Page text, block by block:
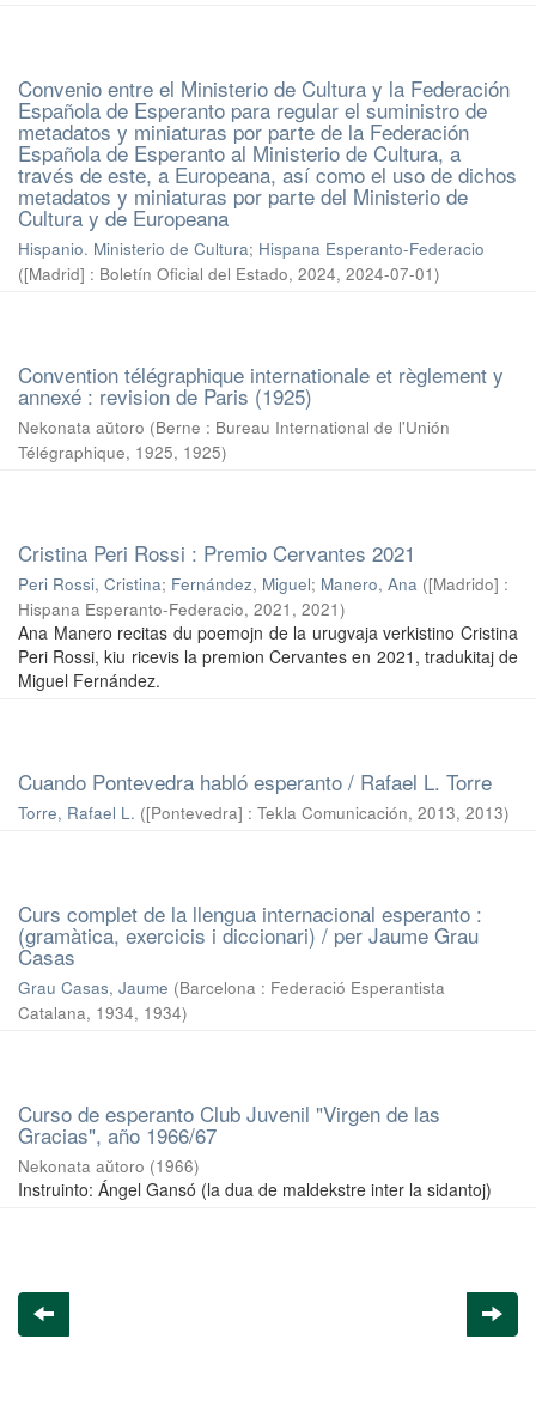
Convenio entre el Ministerio de Cultura y la Federación
Española de Esperanto para regular el suministro de
metadatos y miniaturas por parte de la Federación
Española de Esperanto al Ministerio de Cultura, a
través de este, a Europeana, así como el uso de dichos
metadatos y miniaturas por parte del Ministerio de
Cultura y de Europeana
Hispanio. Ministerio de Cultura; Hispana Esperanto-Federacio
([Madrid] : Boletín Oficial del Estado, 2024, 2024-07-01)
Convention télégraphique internationale et règlement y
annexé : revision de Paris (1925)
Nekonata aŭtoro (Berne : Bureau International de l'Unión
Télégraphique, 1925, 1925)
Cristina Peri Rossi : Premio Cervantes 2021
Peri Rossi, Cristina; Fernández, Miguel; Manero, Ana ([Madrido] :
Hispana Esperanto-Federacio, 2021 , 2021)
Ana Manero recitas du poemojn de la urugvaja verkistino Cristina
Peri Rossi, kiu ricevis la premion Cervantes en 2021, tradukitaj de
Miguel Fernández.
Cuando Pontevedra habló esperanto / Rafael L. Torre
Torre, Rafael L. ([Pontevedra] : Tekla Comunicación, 2013, 2013)
Curs complet de la llengua internacional esperanto :
(gramàtica, exercicis i diccionari) / per Jaume Grau
Casas
Grau Casas, Jaume (Barcelona : Federació Esperantista
Catalana, 1934, 1934)
Curso de esperanto Club Juvenil "Virgen de las
Gracias", año 1966/67
Nekonata aŭtoro (1966)
Instruinto: Ángel Gansó (la dua de maldekstre inter la sidantoj)